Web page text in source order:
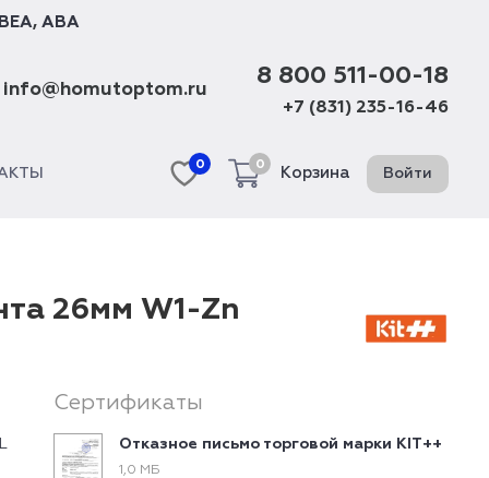
, ABA
info@homutoptom.ru
8 800 511-00-18
+7 (831) 235-16-46
0 0
Корзина Войти
26мм W1-Zn
Сертификаты
Отказное письмо торговой марки KIT++
1,0 МБ